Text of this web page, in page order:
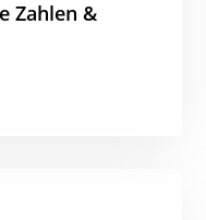
Zahlen &